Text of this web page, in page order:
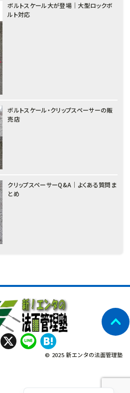
ボルトスケール大が登場｜大型ロックボ
ルト対応
ボルトスケール・クリップスペーサーの販
売店
クリップスペーサーQ&A｜よくある質問ま
とめ
Facebook
X Line Hatena
© 2025 新エンタの法面管理塾
Tagalog
Bahasa Indonesia
नेपाली